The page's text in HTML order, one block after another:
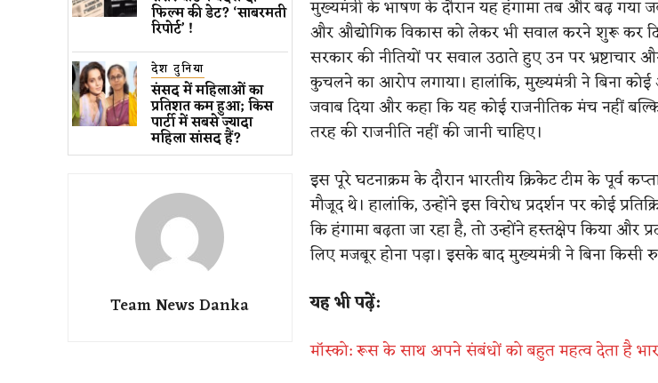
फिल्म की डेट? ‘साबरमती
रिपोर्ट’ !
देश दुनिया
संसद में महिलाओं का
प्रतिशत कम ​हुआ​; किस
पार्टी में सबसे ज्यादा
महिला सांसद हैं?
Team News Danka
मुख्यमंत्री के भाषण के दौरान यह हंगामा तब और बढ़ गया
और औद्योगिक विकास को लेकर भी सवाल करने शुरू कर
सरकार की नीतियों पर सवाल उठाते हुए उन पर भ्रष्टाचार
कुचलने का आरोप लगाया। हालांकि, मुख्यमंत्री ने बिना कोई
जवाब दिया और कहा कि यह कोई राजनीतिक मंच नहीं
तरह की राजनीति नहीं की जानी चाहिए।
इस पूरे घटनाक्रम के दौरान भारतीय क्रिकेट टीम के पूर्व
मौजूद थे। हालांकि, उन्होंने इस विरोध प्रदर्शन पर कोई
कि हंगामा बढ़ता जा रहा है, तो उन्होंने हस्तक्षेप किया और
लिए मजबूर होना पड़ा। इसके बाद मुख्यमंत्री ने बिना
यह भी पढ़ें:
मॉस्को: रूस के साथ अपने संबंधों को बहुत महत्व देता है